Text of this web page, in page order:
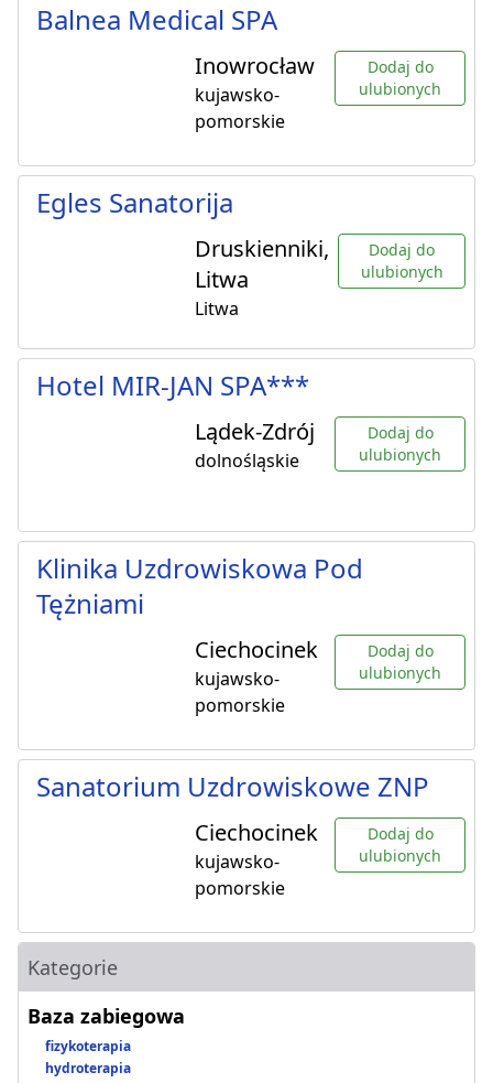
Balnea Medical SPA
Inowrocław
kujawsko-
pomorskie
Dodaj do
ulubionych
Egles Sanatorija
Druskienniki,
Litwa
Litwa
Dodaj do
ulubionych
Hotel MIR-JAN SPA***
Lądek-Zdrój
dolnośląskie
Dodaj do
ulubionych
Klinika Uzdrowiskowa Pod
Tężniami
Ciechocinek
kujawsko-
pomorskie
Dodaj do
ulubionych
Sanatorium Uzdrowiskowe ZNP
Ciechocinek
kujawsko-
pomorskie
Dodaj do
ulubionych
Kategorie
Baza zabiegowa
fizykoterapia
hydroterapia